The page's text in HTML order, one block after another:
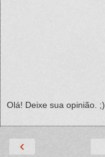
Olá! Deixe sua opinião. ;)
‹